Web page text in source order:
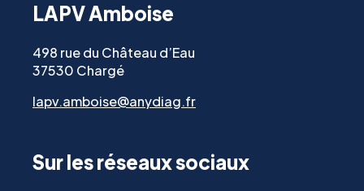
LAPV Amboise
498 rue du Château d’Eau
37530 Chargé
lapv.amboise@anydiag.fr
Sur les réseaux sociaux